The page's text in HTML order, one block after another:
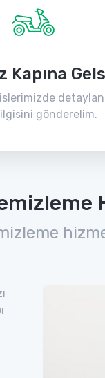
Kapına
gönderelim.